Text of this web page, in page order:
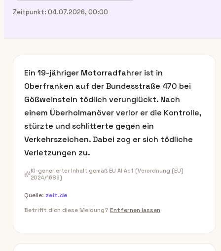
Zeitpunkt: 04.07.2026, 00:00
Ein 19-jähriger Motorradfahrer ist in
Oberfranken auf der Bundesstraße 470 bei
Gößweinstein tödlich verunglückt. Nach
einem Überholmanöver verlor er die Kontrolle,
stürzte und schlitterte gegen ein
Verkehrszeichen. Dabei zog er sich tödliche
Verletzungen zu.
KI-generierter Inhalt gemäß EU AI Act (Verordnung (EU)
2024/1689)
Quelle: zeit.de
Betrifft dich diese Meldung? Entfernen lassen